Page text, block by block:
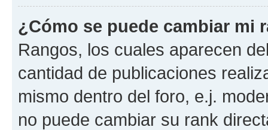
¿Cómo se puede cambiar mi
Rangos, los cuales aparecen
cantidad de publicaciones
mismo dentro del foro, e.j.
no puede cambiar su rank